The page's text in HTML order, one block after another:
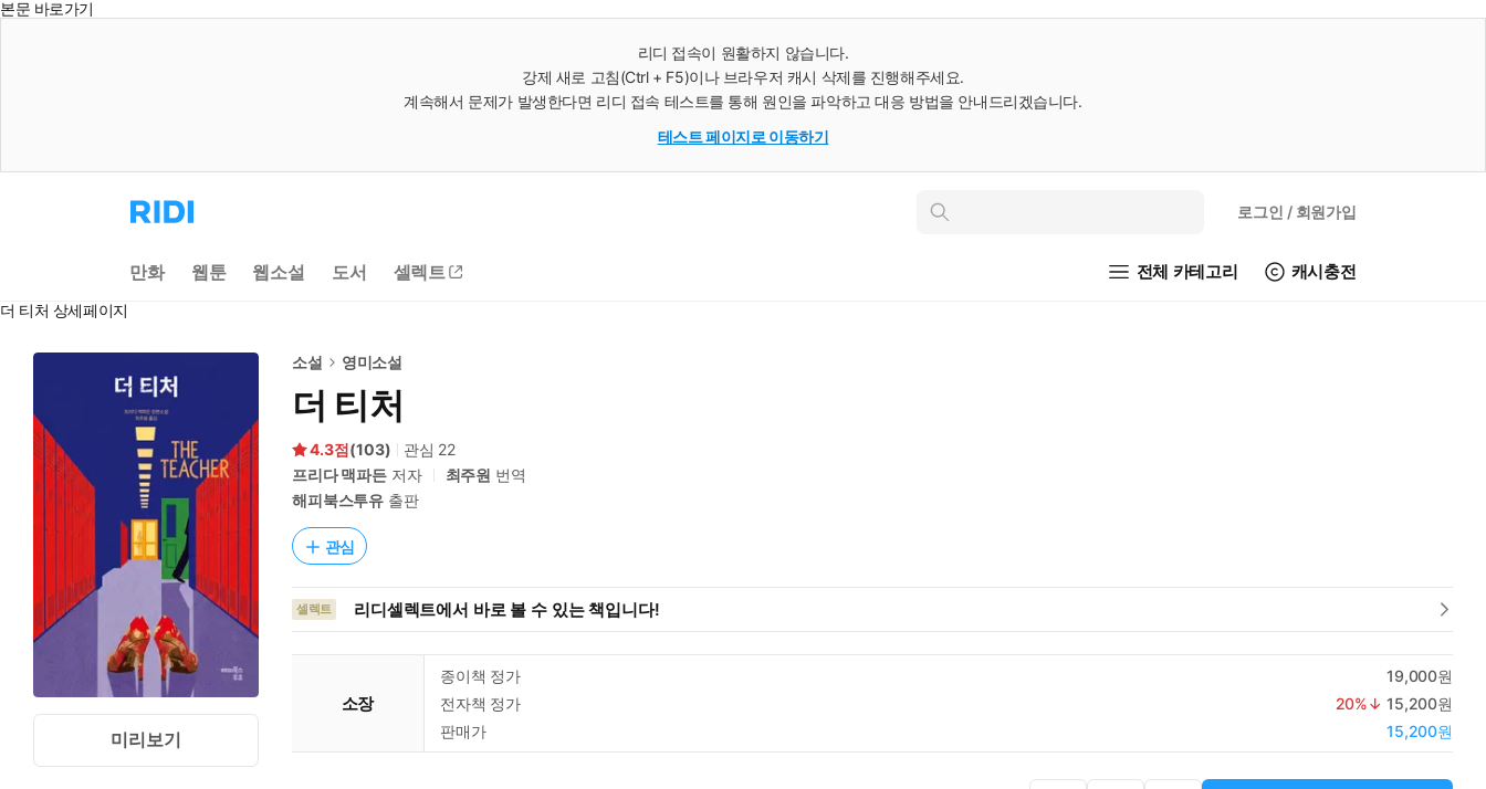
본문 바로가기
리디 접속이 원활하지 않습니다.
강제 새로 고침(Ctrl + F5)이나 브라우저 캐시 삭제를 진행해주세요.
계속해서 문제가 발생한다면 리디 접속 테스트를 통해 원인을 파악하고 대응 방법을 안내드리겠습니다.
테스트 페이지로 이동하기
리
디
으
로
인
로그인 / 회원가입
만화 웹툰 웹소설 도서 셀렉트 전체 카테고리 캐시충전
더 티처 상세페이지
미리보기
소설 영미소설
더 티처
4.3 (103) 관심 22
프리다 맥파든 저자 최주원 번역
해피북스투유 출판
관심
셀렉트 리디셀렉트에서 바로 볼 수 있는 책입니다!
소장
종이책 정가
19,000원
전자책 정가
20%↓ 15,200원
판매가
15,200원